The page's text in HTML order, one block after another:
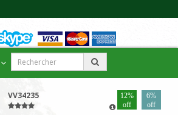
VV34235
12%
off
6%
off